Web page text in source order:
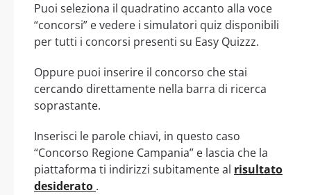
Puoi seleziona il quadratino accanto alla voce
“concorsi” e vedere i simulatori quiz disponibili
per tutti i concorsi presenti su Easy Quizzz.
Oppure puoi inserire il concorso che stai
cercando direttamente nella barra di ricerca
soprastante.
Inserisci le parole chiavi, in questo caso
“Concorso Regione Campania” e lascia che la
piattaforma ti indirizzi subitamente al risultato
desiderato .